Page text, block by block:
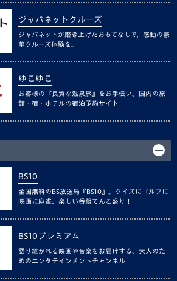
ジャパネットクルーズ
ジャパネットが磨き上げたおもてなしで、感動の豪
華クルーズ体験を。
ゆこゆこ
お客様の『良質な温泉旅』をお手伝い。国内の旅
館・宿・ホテルの宿泊予約サイト
BS10
全国無料のBS放送局『BS10』。クイズにゴルフに
映画に麻雀、楽しい番組てんこ盛り！
BS10プレミアム
語り継がれる映画や音楽をお届けする、大人のた
めのエンタテインメントチャンネル